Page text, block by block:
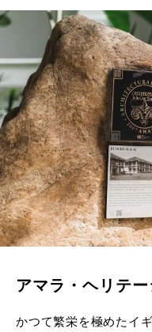
アマラ・ヘリテ
かつて繁栄を極めたイ